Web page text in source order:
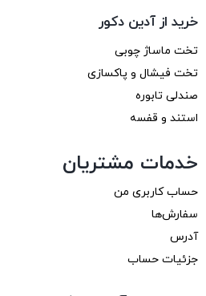
خرید از آدین دکور
تخت ماساژ چوبی
تخت فیشال و پاکسازی
صندلی تابوره
استند و قفسه
خدمات مشتریان
حساب کاربری من
سفارش‌ها
آدرس
جزئیات حساب